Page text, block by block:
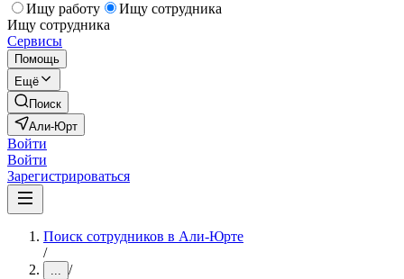
Ищу работу
Ищу сотрудника
Ищу сотрудника
Сервисы
Помощь
Ещё
Поиск
Али-Юрт
Войти
Войти
Зарегистрироваться
Поиск сотрудников в Али-Юрте
/
... /